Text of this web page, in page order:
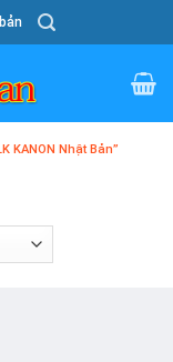
KANON Nhật Bản”